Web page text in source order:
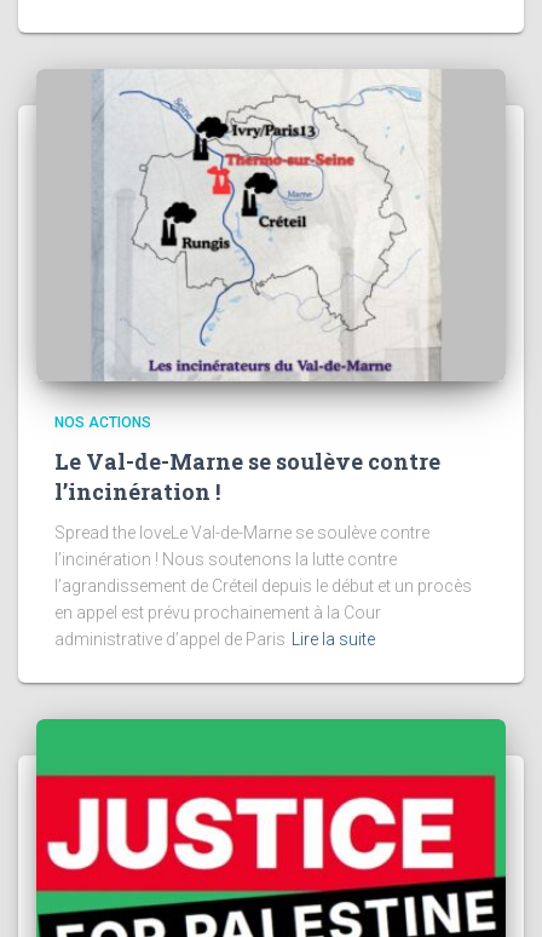
NOS ACTIONS
Le Val-de-Marne se soulève contre
l’incinération !
Spread the loveLe Val-de-Marne se soulève contre
l’incinération ! Nous soutenons la lutte contre
l’agrandissement de Créteil depuis le début et un procès
en appel est prévu prochainement à la Cour
administrative d’appel de Paris Lire la suite